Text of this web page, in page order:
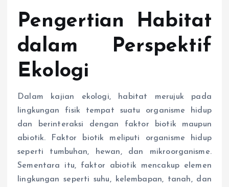
Pengertian Habitat
dalam Perspektif
Ekologi
Dalam kajian ekologi, habitat merujuk pada
lingkungan fisik tempat suatu organisme hidup
dan berinteraksi dengan faktor biotik maupun
abiotik. Faktor biotik meliputi organisme hidup
seperti tumbuhan, hewan, dan mikroorganisme.
Sementara itu, faktor abiotik mencakup elemen
lingkungan seperti suhu, kelembapan, tanah, dan